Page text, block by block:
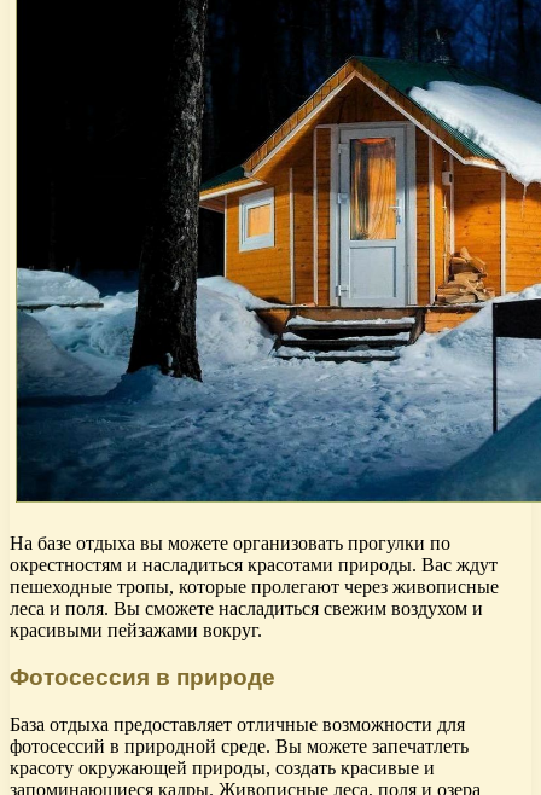
На базе отдыха вы можете организовать прогулки по
окрестностям и насладиться красотами природы. Вас ждут
пешеходные тропы, которые пролегают через живописные
леса и поля. Вы сможете насладиться свежим воздухом и
красивыми пейзажами вокруг.
Фотосессия в природе
База отдыха предоставляет отличные возможности для
фотосессий в природной среде. Вы можете запечатлеть
красоту окружающей природы, создать красивые и
запоминающиеся кадры. Живописные леса, поля и озера